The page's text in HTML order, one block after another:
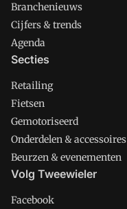
Branchenieuws
Cijfers & trends
Agenda
Secties
Retailing
Fietsen
Gemotoriseerd
Onderdelen & accessoires
Beurzen & evenementen
Volg Tweewieler
Facebook